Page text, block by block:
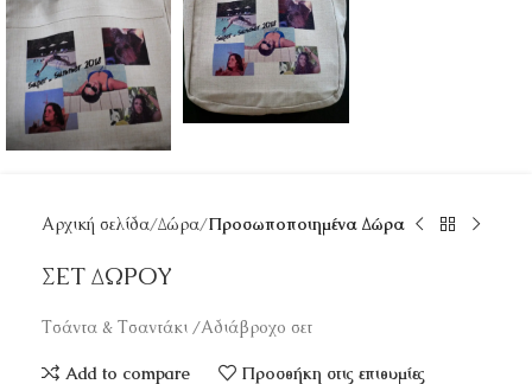
Αρχική σελίδα Δώρα Προσωποποιημένα Δώρα
ΣΕΤ ΔΩΡΟΥ
Τσάντα & Τσαντάκι /Αδιάβροχο σετ
Add to compare Προσθήκη στις επιθυμίες